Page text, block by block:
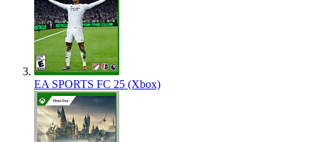
EA SPORTS FC 25 (Xbox)